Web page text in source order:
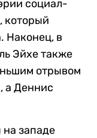
социал-
который
Наконец, в
Эйхе также
отрывом
, а Деннис
на западе